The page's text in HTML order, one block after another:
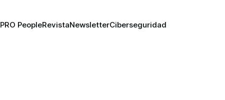
PRO PeopleRevistaNewsletterCiberseguridad